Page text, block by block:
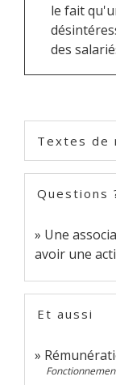
le fait
des
Textes de
Questions
Une
avoir une
Et aussi